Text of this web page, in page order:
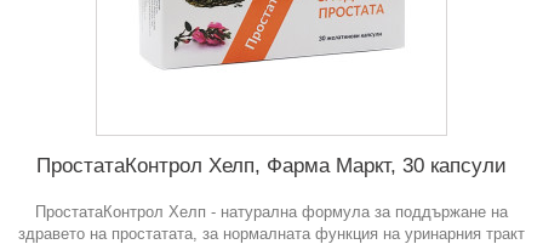
ПростатаКонтрол Хелп, Фарма Маркт, 30 капсули
ПростатаКонтрол Хелп - натурална формула за поддържане на
здравето на простатата, за нормалната функция на уринарния тракт